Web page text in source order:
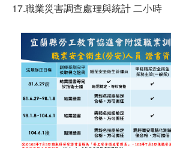
17.職業災害調查處理與統計 二小時